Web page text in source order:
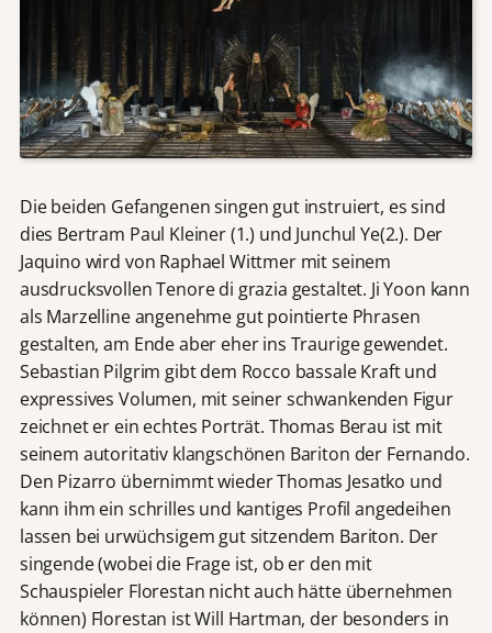
Die beiden Gefangenen singen gut instruiert, es sind
dies Bertram Paul Kleiner (1.) und Junchul Ye(2.). Der
Jaquino wird von Raphael Wittmer mit seinem
ausdrucksvollen Tenore di grazia gestaltet. Ji Yoon kann
als Marzelline angenehme gut pointierte Phrasen
gestalten, am Ende aber eher ins Traurige gewendet.
Sebastian Pilgrim gibt dem Rocco bassale Kraft und
expressives Volumen, mit seiner schwankenden Figur
zeichnet er ein echtes Porträt. Thomas Berau ist mit
seinem autoritativ klangschönen Bariton der Fernando.
Den Pizarro übernimmt wieder Thomas Jesatko und
kann ihm ein schrilles und kantiges Profil angedeihen
lassen bei urwüchsigem gut sitzendem Bariton. Der
singende (wobei die Frage ist, ob er den mit
Schauspieler Florestan nicht auch hätte übernehmen
können) Florestan ist Will Hartman, der besonders in